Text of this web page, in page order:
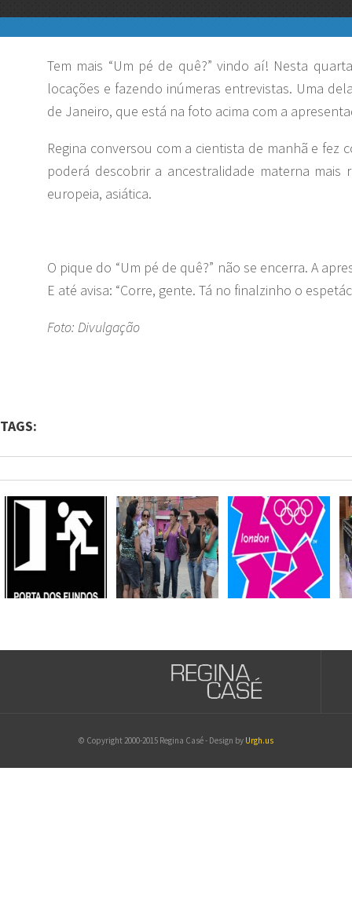
Tem mais “Um pé de quê?” vindo aí! Nesta
locações e fazendo inúmeras entrevistas. Uma
de Janeiro, que está na foto acima com a
Regina conversou com a cientista de manhã e fez
poderá descobrir a ancestralidade materna
europeia, asiática.
O pique do “Um pé de quê?” não se encerra. A
E até avisa: “Corre, gente. Tá no finalzinho o
Foto: Divulgação
TAGS:
© Copyright 2000-2015 Regina Casé - Design by Urgh.us